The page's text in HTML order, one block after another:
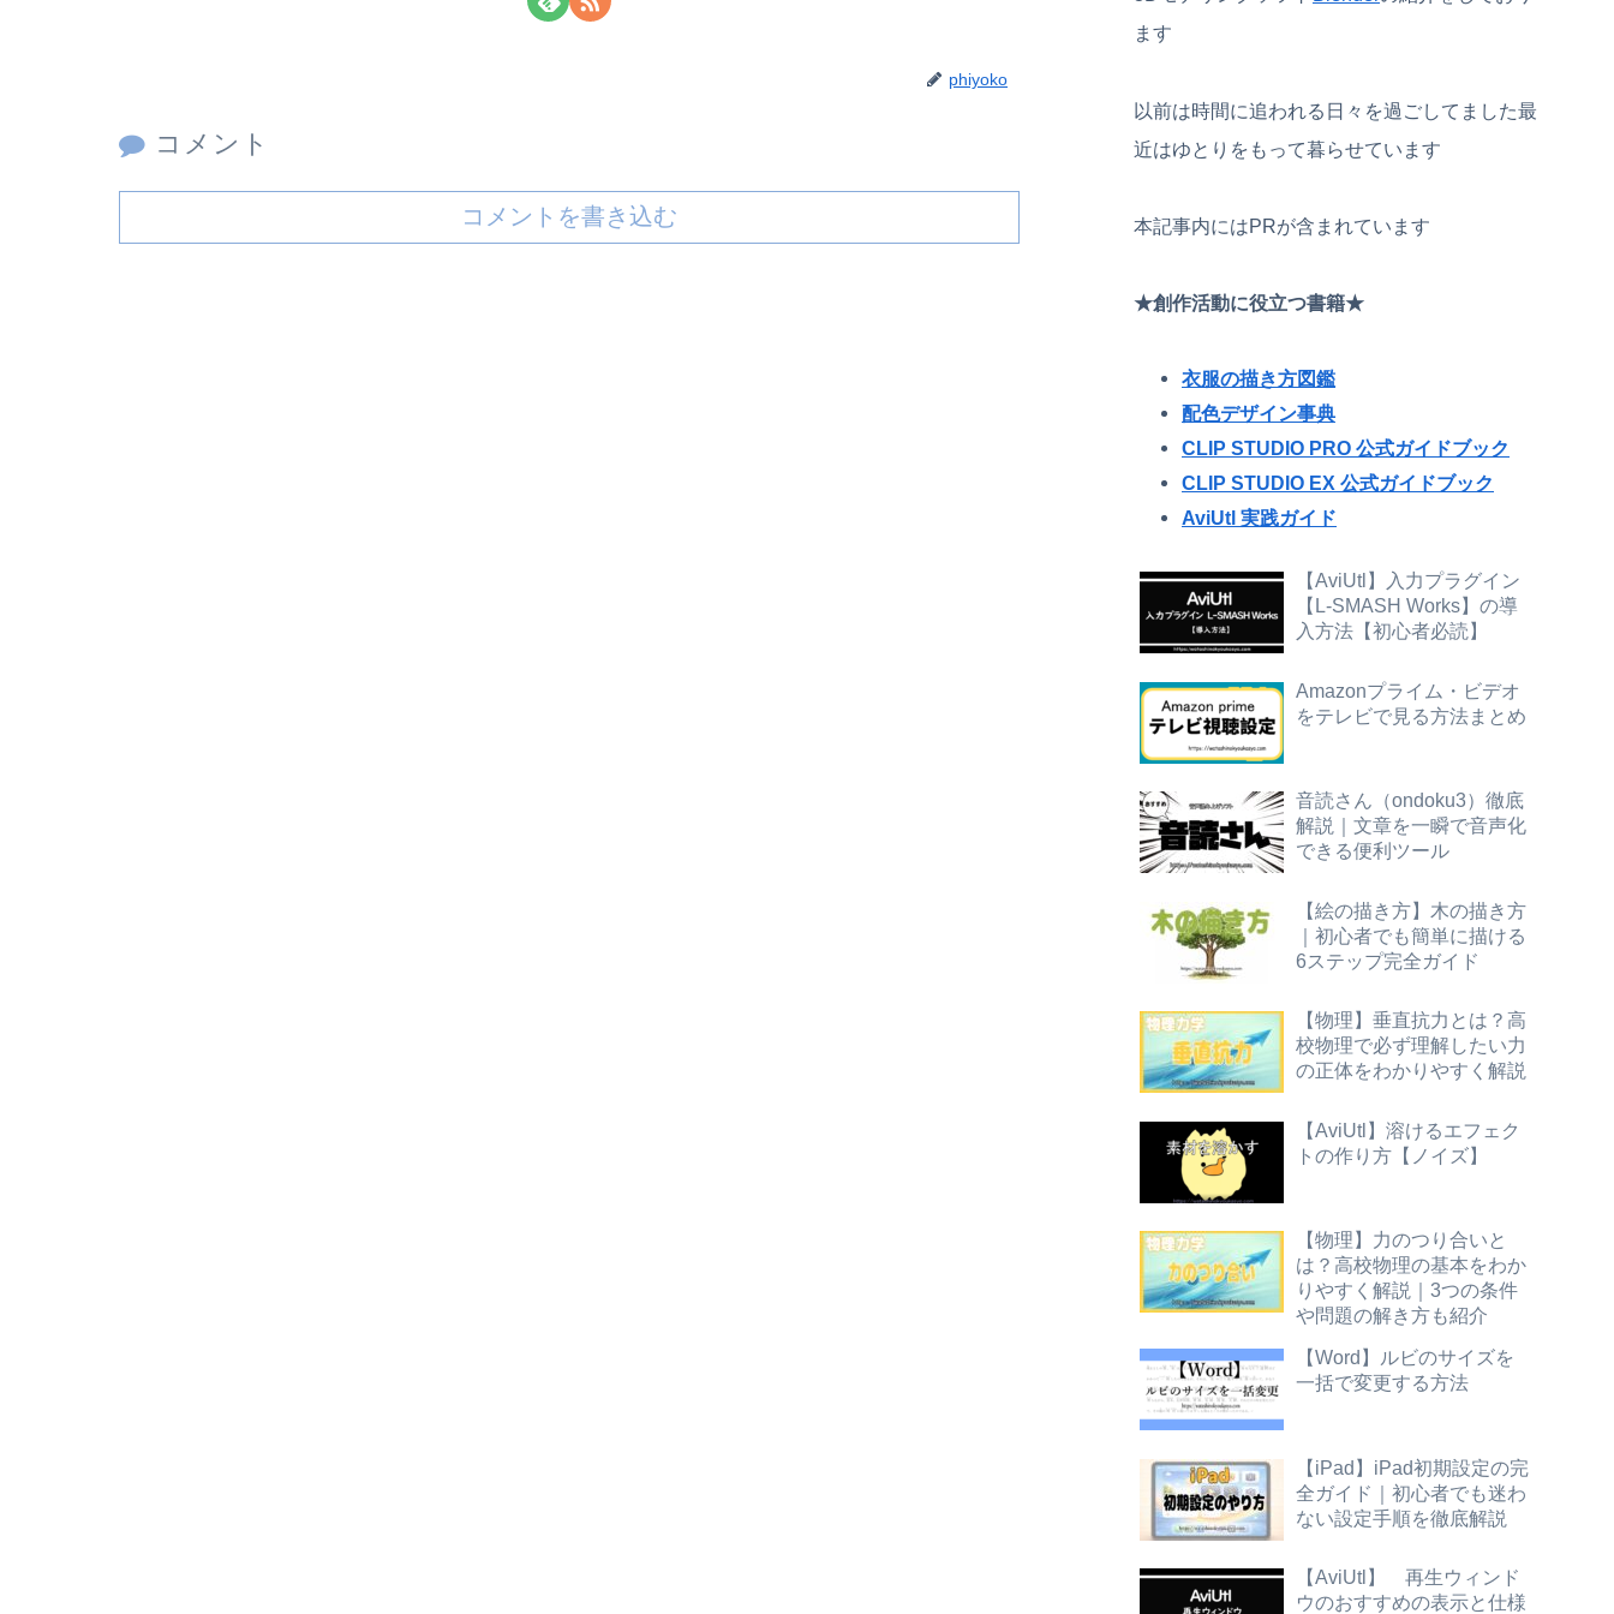
phiyoko
コメント
コメントを書き込む
ます
以前は時間に追われる日々を過ごしてました最
近はゆとりをもって暮らせています
本記事内にはPRが含まれています
★創作活動に役立つ書籍★
衣服の描き方図鑑
配色デザイン事典
CLIP STUDIO PRO 公式ガイドブック
CLIP STUDIO EX 公式ガイドブック
AviUtl 実践ガイド
【AviUtl】入力プラグイン
【L-SMASH Works】の導
入方法【初心者必読】
Amazonプライム・ビデオ
をテレビで見る方法まとめ
音読さん（ondoku3）徹底
解説｜文章を一瞬で音声化
できる便利ツール
【絵の描き方】木の描き方
｜初心者でも簡単に描ける
6ステップ完全ガイド
【物理】垂直抗力とは？高
校物理で必ず理解したい力
の正体をわかりやすく解説
【AviUtl】溶けるエフェク
トの作り方【ノイズ】
【物理】力のつり合いと
は？高校物理の基本をわか
りやすく解説｜3つの条件
や問題の解き方も紹介
【Word】ルビのサイズを
一括で変更する方法
【iPad】iPad初期設定の完
全ガイド｜初心者でも迷わ
ない設定手順を徹底解説
【AviUtl】 再生ウィンド
ウのおすすめの表示と仕様